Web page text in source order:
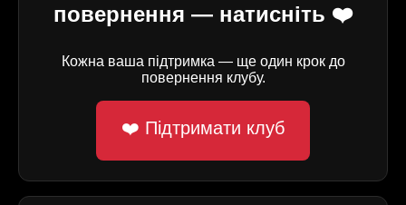
повернення — натисніть ❤️
Кожна ваша підтримка — ще один крок до
повернення клубу.
❤️ Підтримати клуб